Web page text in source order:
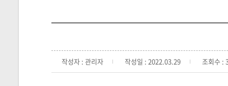
작성자 : 관리자 작성일 : 2022.03.29 조회수 :